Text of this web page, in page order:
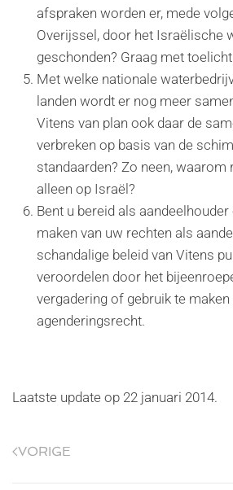
afspraken worden er, mede
Overijssel, door het Israëlische
geschonden? Graag met
Met welke nationale
landen wordt er nog meer
Vitens van plan ook daar de
verbreken op basis van de
standaarden? Zo neen, waarom
alleen op Israël?
Bent u bereid als
maken van uw rechten als
schandalige beleid van Vitens
veroordelen door het
vergadering of gebruik te maken
agenderingsrecht.
Laatste update op 22 januari 2014.
VORIGE